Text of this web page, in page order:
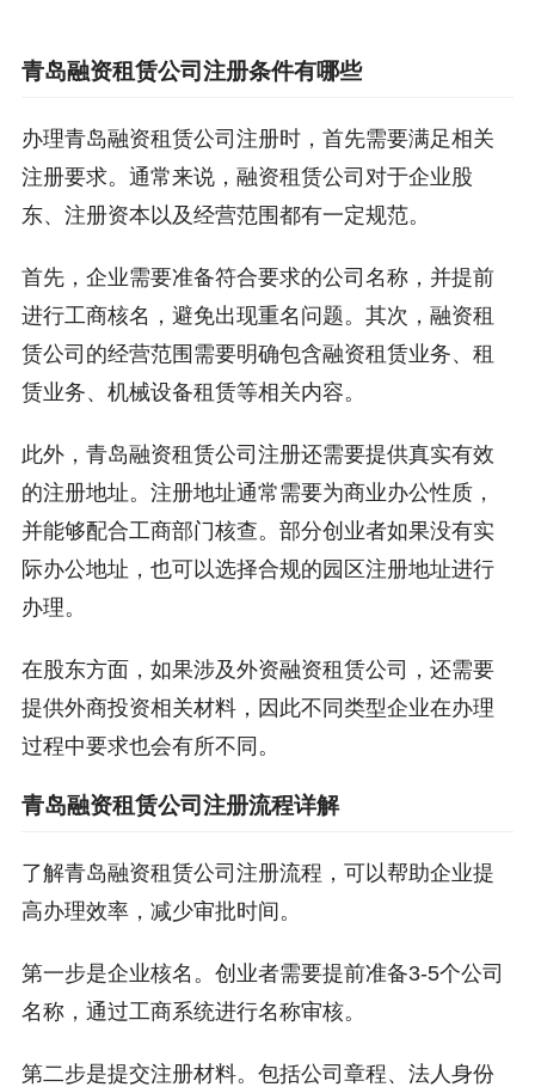
青岛融资租赁公司注册条件有哪些
办理青岛融资租赁公司注册时，首先需要满足相关
注册要求。通常来说，融资租赁公司对于企业股
东、注册资本以及经营范围都有一定规范。
首先，企业需要准备符合要求的公司名称，并提前
进行工商核名，避免出现重名问题。其次，融资租
赁公司的经营范围需要明确包含融资租赁业务、租
赁业务、机械设备租赁等相关内容。
此外，青岛融资租赁公司注册还需要提供真实有效
的注册地址。注册地址通常需要为商业办公性质，
并能够配合工商部门核查。部分创业者如果没有实
际办公地址，也可以选择合规的园区注册地址进行
办理。
在股东方面，如果涉及外资融资租赁公司，还需要
提供外商投资相关材料，因此不同类型企业在办理
过程中要求也会有所不同。
青岛融资租赁公司注册流程详解
了解青岛融资租赁公司注册流程，可以帮助企业提
高办理效率，减少审批时间。
第一步是企业核名。创业者需要提前准备3-5个公司
名称，通过工商系统进行名称审核。
第二步是提交注册材料。包括公司章程、法人身份